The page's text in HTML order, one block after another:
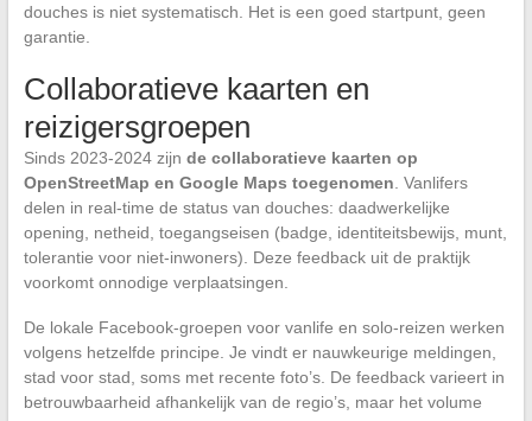
douches is niet systematisch. Het is een goed startpunt, geen
garantie.
Collaboratieve kaarten en
reizigersgroepen
Sinds 2023-2024 zijn de collaboratieve kaarten op
OpenStreetMap en Google Maps toegenomen . Vanlifers
delen in real-time de status van douches: daadwerkelijke
opening, netheid, toegangseisen (badge, identiteitsbewijs, munt,
tolerantie voor niet-inwoners). Deze feedback uit de praktijk
voorkomt onnodige verplaatsingen.
De lokale Facebook-groepen voor vanlife en solo-reizen werken
volgens hetzelfde principe. Je vindt er nauwkeurige meldingen,
stad voor stad, soms met recente foto’s. De feedback varieert in
betrouwbaarheid afhankelijk van de regio’s, maar het volume